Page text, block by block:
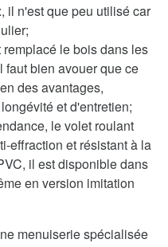
il n'est que peu utilisé car
le bois dans les
faut bien avouer que ce
des avantages,
et d'entretien;
le volet roulant
effraction et résistant à la
il est disponible dans
en version imitation
menuiserie spécialisée